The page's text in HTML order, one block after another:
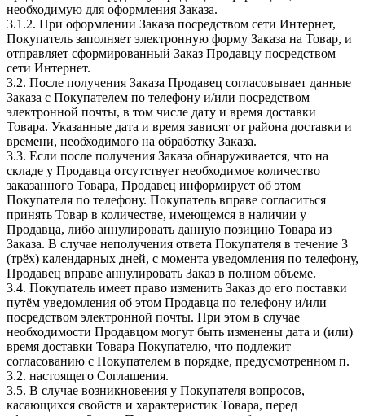
необходимую для оформления Заказа.
3.1.2. При оформлении Заказа посредством сети Интернет,
Покупатель заполняет электронную форму Заказа на Товар, и
отправляет сформированный Заказ Продавцу посредством
сети Интернет.
3.2. После получения Заказа Продавец согласовывает данные
Заказа с Покупателем по телефону и/или посредством
электронной почты, в том числе дату и время доставки
Товара. Указанные дата и время зависят от района доставки и
времени, необходимого на обработку Заказа.
3.3. Если после получения Заказа обнаруживается, что на
складе у Продавца отсутствует необходимое количество
заказанного Товара, Продавец информирует об этом
Покупателя по телефону. Покупатель вправе согласиться
принять Товар в количестве, имеющемся в наличии у
Продавца, либо аннулировать данную позицию Товара из
Заказа. В случае неполучения ответа Покупателя в течение 3
(трёх) календарных дней, с момента уведомления по телефону,
Продавец вправе аннулировать Заказ в полном объеме.
3.4. Покупатель имеет право изменить Заказ до его поставки
путём уведомления об этом Продавца по телефону и/или
посредством электронной почты. При этом в случае
необходимости Продавцом могут быть изменены дата и (или)
время доставки Товара Покупателю, что подлежит
согласованию с Покупателем в порядке, предусмотренном п.
3.2. настоящего Соглашения.
3.5. В случае возникновения у Покупателя вопросов,
касающихся свойств и характеристик Товара, перед